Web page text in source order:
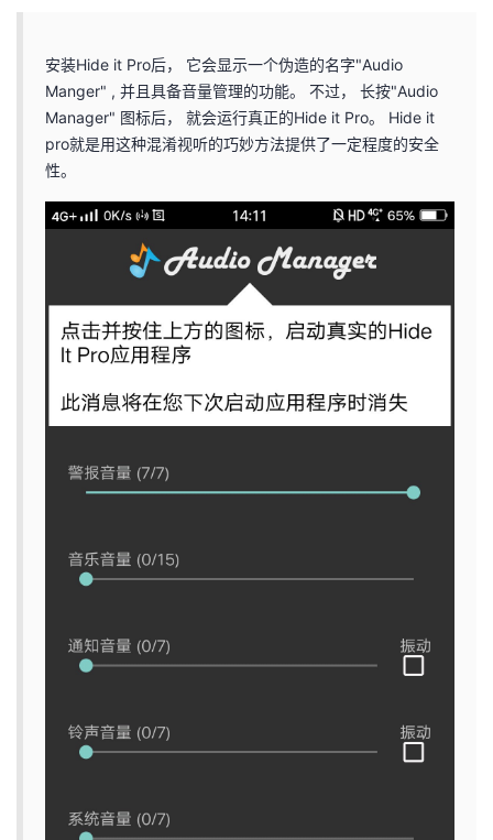
我
课
的
我
我
的
术
我
云
安装Hide it Pro后， 它会显示一个伪造的名字"Audio
Manger" , 并且具备音量管理的功能。 不过， 长按"Audio
Manager" 图标后， 就会运行真正的Hide it Pro。 Hide it
pro就是用这种混淆视听的巧妙方法提供了一定程度的安全
性。